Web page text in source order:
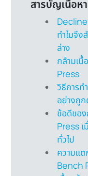
สารบัญเนื้อหา
Decline
ทำไมจึ
ล่าง
กล้ามเ
Press
วิธีการ
อย่างถู
ข้อดีขอ
Press
ทั่วไป
ความแต
Bench